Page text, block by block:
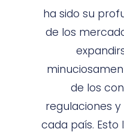
ha sido su
de los
de los
regulaciones
cada país.